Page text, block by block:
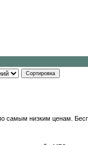
низким ценам.